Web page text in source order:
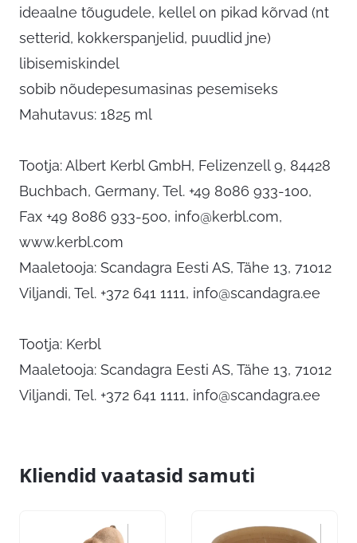
ideaalne tõugudele, kellel on pikad kõrvad (nt
setterid, kokkerspanjelid, puudlid jne)
libisemiskindel
sobib nõudepesumasinas pesemiseks
Mahutavus: 1825 ml
Tootja: Albert Kerbl GmbH, Felizenzell 9, 84428
Buchbach, Germany, Tel. +49 8086 933-100,
Fax +49 8086 933-500, info@kerbl.com,
www.kerbl.com
Maaletooja: Scandagra Eesti AS, Tähe 13, 71012
Viljandi, Tel. +372 641 1111, info@scandagra.ee
Tootja: Kerbl
Maaletooja: Scandagra Eesti AS, Tähe 13, 71012
Viljandi, Tel. +372 641 1111, info@scandagra.ee
Kliendid vaatasid samuti